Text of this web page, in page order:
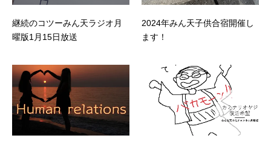
継続のコツーみん天ラジオ月
曜版1月15日放送
2024年みん天子供合宿開催し
ます！